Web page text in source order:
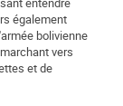
également
bolivienne
vers
et de